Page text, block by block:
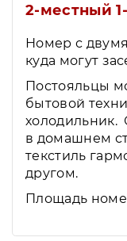
2-местный
Номер с
куда могут
Постояльцы
бытовой
холодильник.
в домашнем
текстиль
другом.
Площадь